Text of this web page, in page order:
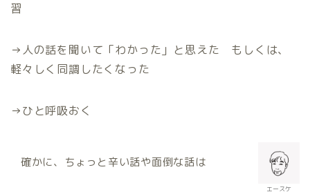
習
→人の話を聞いて「わかった」と思えた もしくは、
軽々しく同調したくなった
→ひと呼吸おく
エースケ
確かに、ちょっと辛い話や面倒な話は